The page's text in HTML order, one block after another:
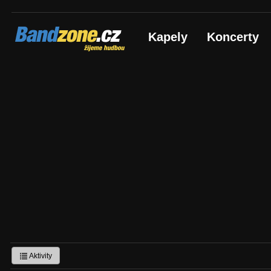
Bandzone.cz
žijeme hudbou Kapely Koncerty
Aktivity